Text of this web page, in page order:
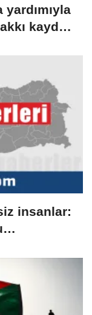
kaydı
insanlar: